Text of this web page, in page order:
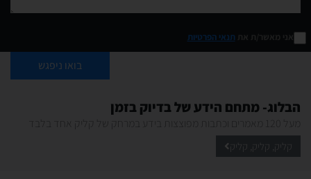
אני מאשר/ת אתתנאי הפרטיות
בואו ניפגש
הבלוג- מתחם הידע של בדיוק בזמן
קליק, קליק, קליק